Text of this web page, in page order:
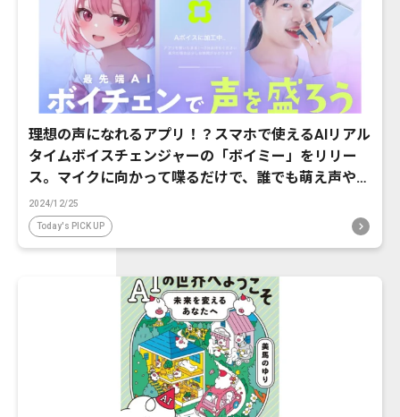
理想の声になれるアプリ！？スマホで使えるAIリアル
タイムボイスチェンジャーの「ボイミー」をリリー
ス。マイクに向かって喋るだけで、誰でも萌え声やイ
ケボ風に音声変換が可能に。
2024/12/25
Today's PICK UP